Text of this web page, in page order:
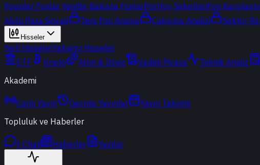
Popüler Fonlar YeniBir Bakışta FonlarPortföy ŞirketleriFon
Akıllı Para Sinyali
Ters Fon Arama Çakışma Analizi Sektör
Hisseler
Yerli HisselerYabancı Hisseler
ETF
Kripto Altın & Döviz Vadeli Piyasa Teknik Analiz
Akademi
Canlı Yayın Geçmiş Yayınlar
Yayın Takvimi
Topluluk ve Haberler
t-Chat Haberler Yazılar